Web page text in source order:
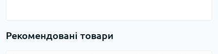
Рекомендовані товари